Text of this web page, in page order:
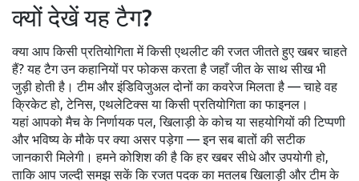
क्यों देखें यह टैग?
क्या आप किसी प्रतियोगिता में किसी एथलीट की रजत जीतते हुए खबर चाहते
हैं? यह टैग उन कहानियों पर फोकस करता है जहाँ जीत के साथ सीख भी
जुड़ी होती है। टीम और इंडिविजुअल दोनों का कवरेज मिलता है — चाहे वह
क्रिकेट हो, टेनिस, एथलेटिक्स या किसी प्रतियोगिता का फाइनल।
यहां आपको मैच के निर्णायक पल, खिलाड़ी के कोच या सहयोगियों की टिप्पणी
और भविष्य के मौके पर क्या असर पड़ेगा — इन सब बातों की सटीक
जानकारी मिलेगी। हमने कोशिश की है कि हर खबर सीधे और उपयोगी हो,
ताकि आप जल्दी समझ सकें कि रजत पदक का मतलब खिलाड़ी और टीम के